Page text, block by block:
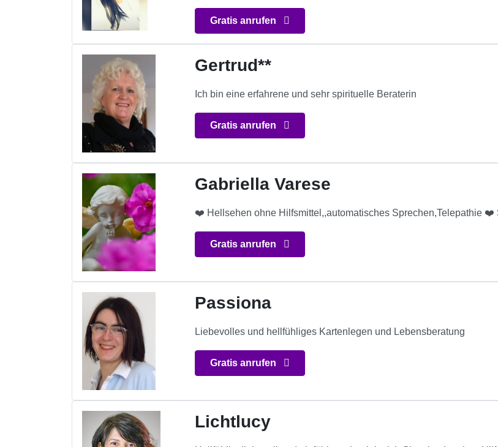
Gratis anrufen
Gertrud**
Ich bin eine erfahrene und sehr spirituelle Beraterin
Gratis anrufen
Gabriella Varese
❤️ Hellsehen ohne Hilfsmittel,,automatisches Sprechen,Telepathie
Gratis anrufen
Passiona
Liebevolles und hellfühliges Kartenlegen und Lebensberatung
Gratis anrufen
Lichtlucy